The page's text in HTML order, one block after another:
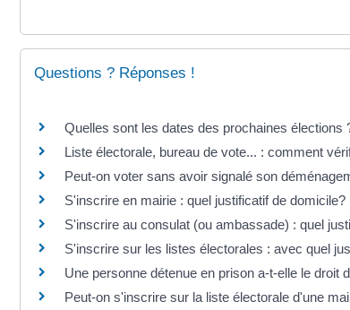
Questions ? Réponses !
Quelles sont les dates des prochaines élections
Liste électorale, bureau de vote... : comment
Peut-on voter sans avoir signalé son
S'inscrire en mairie : quel justificatif de domicile?
S'inscrire au consulat (ou ambassade) : quel
S'inscrire sur les listes électorales : avec quel
Une personne détenue en prison a-t-elle le droit
Peut-on s'inscrire sur la liste électorale d'une